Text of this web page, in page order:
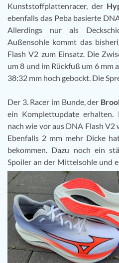
Kunststoffplattenracer, der
ebenfalls das Peba basierte
Allerdings nur als
Außensohle kommt das
Flash V2 zum Einsatz. Die
um 8 und im Rückfuß um 6 mm
38:32 mm hoch gebockt. Die
Der 3. Racer im Bunde, der
ein Komplettupdate erhalten.
nach wie vor aus DNA Flash
Ebenfalls 2 mm mehr Dicke
bekommen. Dazu noch ein
Spoiler an der Mittelsohle und